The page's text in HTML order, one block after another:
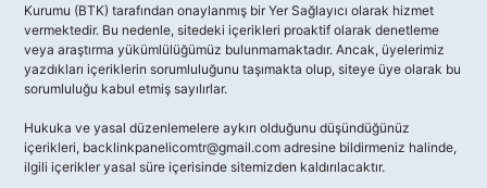
Kurumu (BTK) tarafından onaylanmış bir Yer Sağlayıcı olarak hizmet
vermektedir. Bu nedenle, sitedeki içerikleri proaktif olarak denetleme
veya araştırma yükümlülüğümüz bulunmamaktadır. Ancak, üyelerimiz
yazdıkları içeriklerin sorumluluğunu taşımakta olup, siteye üye olarak bu
sorumluluğu kabul etmiş sayılırlar.
Hukuka ve yasal düzenlemelere aykırı olduğunu düşündüğünüz
içerikleri, backlinkpanelicomtr@gmail.com adresine bildirmeniz halinde,
ilgili içerikler yasal süre içerisinde sitemizden kaldırılacaktır.